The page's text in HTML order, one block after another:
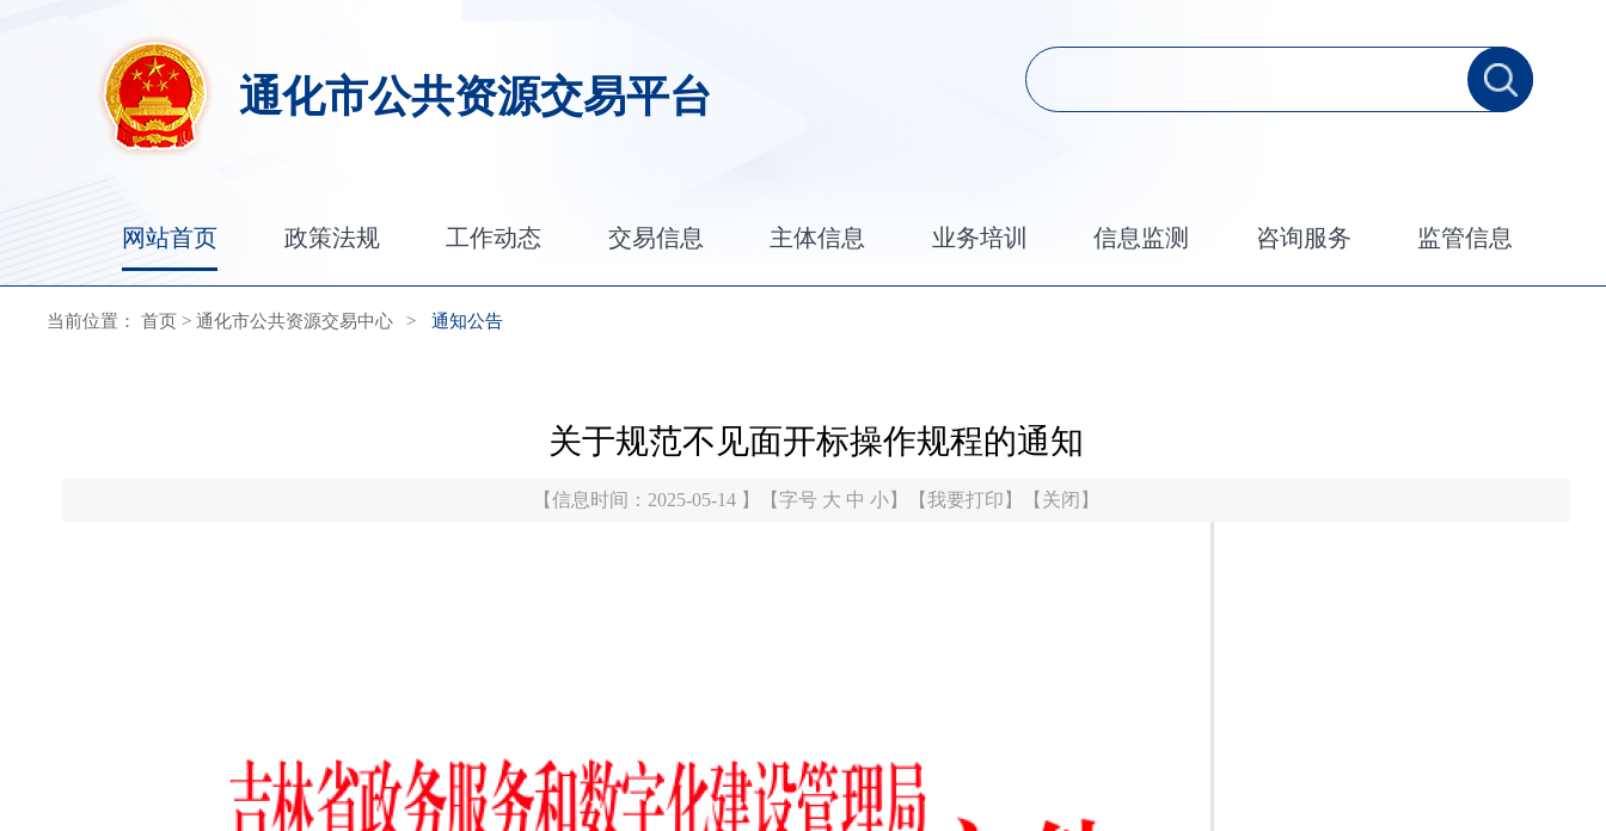
通化市公共资源交易平台
网站首页 政策法规 工作动态 交易信息 主体信息 业务培训 信息监测 咨询服务 监管信息
当前位置： 首页 > 通化市公共资源交易中心 > 通知公告
关于规范不见面开标操作规程的通知
【信息时间：2025-05-14 】【字号 大 中 小】【我要打印 】【 关闭 】